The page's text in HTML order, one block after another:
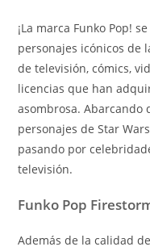
¡La marca Funko Pop!
personajes icónicos de
de televisión, cómics,
licencias que han
asombrosa. Abarcando
personajes de Star
pasando por
televisión.
Funko Pop
Además de la calidad